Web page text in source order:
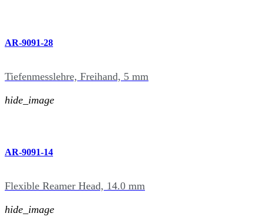
AR-9091-28
Tiefenmesslehre, Freihand, 5 mm
hide_image
AR-9091-14
Flexible Reamer Head, 14.0 mm
hide_image